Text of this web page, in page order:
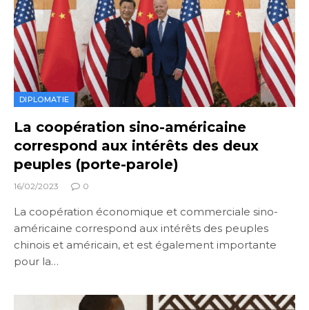
DIPLOMATIE
La coopération sino-américaine
correspond aux intérêts des deux
peuples (porte-parole)
16/02/2023 0
La coopération économique et commerciale sino-
américaine correspond aux intérêts des peuples
chinois et américain, et est également importante
pour la…